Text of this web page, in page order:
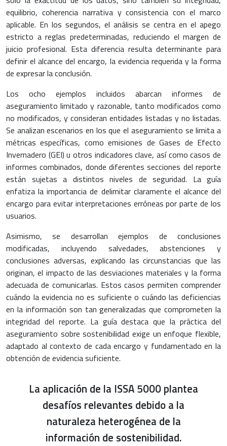
equilibrio, coherencia narrativa y consistencia con el marco
aplicable. En los segundos, el análisis se centra en el apego
estricto a reglas predeterminadas, reduciendo el margen de
juicio profesional. Esta diferencia resulta determinante para
definir el alcance del encargo, la evidencia requerida y la forma
de expresar la conclusión.
Los ocho ejemplos incluidos abarcan informes de
aseguramiento limitado y razonable, tanto modificados como
no modificados, y consideran entidades listadas y no listadas.
Se analizan escenarios en los que el aseguramiento se limita a
métricas específicas, como emisiones de Gases de Efecto
Invernadero (GEI) u otros indicadores clave, así como casos de
informes combinados, donde diferentes secciones del reporte
están sujetas a distintos niveles de seguridad. La guía
enfatiza la importancia de delimitar claramente el alcance del
encargo para evitar interpretaciones erróneas por parte de los
usuarios.
Asimismo, se desarrollan ejemplos de conclusiones
modificadas, incluyendo salvedades, abstenciones y
conclusiones adversas, explicando las circunstancias que las
originan, el impacto de las desviaciones materiales y la forma
adecuada de comunicarlas. Estos casos permiten comprender
cuándo la evidencia no es suficiente o cuándo las deficiencias
en la información son tan generalizadas que comprometen la
integridad del reporte. La guía destaca que la práctica del
aseguramiento sobre sostenibilidad exige un enfoque flexible,
adaptado al contexto de cada encargo y fundamentado en la
obtención de evidencia suficiente.
La aplicación de la ISSA 5000 plantea
desafíos relevantes debido a la
naturaleza heterogénea de la
información de sostenibilidad.